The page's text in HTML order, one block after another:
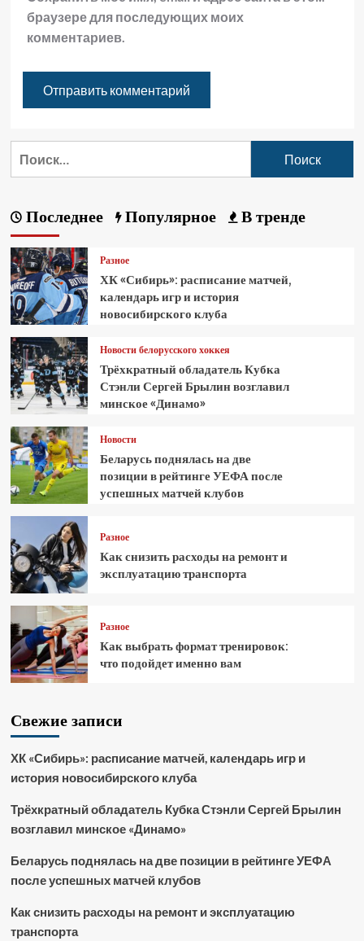
браузере для последующих моих
комментариев.
Последнее Популярное В тренде
Разное
ХК «Сибирь»: расписание матчей,
календарь игр и история
новосибирского клуба
Новости белорусского хоккея
Трёхкратный обладатель Кубка
Стэнли Сергей Брылин возглавил
минское «Динамо»
Новости
Беларусь поднялась на две
позиции в рейтинге УЕФА после
успешных матчей клубов
Разное
Как снизить расходы на ремонт и
эксплуатацию транспорта
Разное
Как выбрать формат тренировок:
что подойдет именно вам
Свежие записи
ХК «Сибирь»: расписание матчей, календарь игр и
история новосибирского клуба
Трёхкратный обладатель Кубка Стэнли Сергей Брылин
возглавил минское «Динамо»
Беларусь поднялась на две позиции в рейтинге УЕФА
после успешных матчей клубов
Как снизить расходы на ремонт и эксплуатацию
транспорта